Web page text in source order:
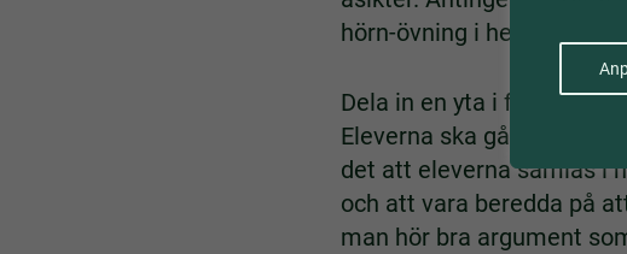
hörn-övning i helklass.
Dela in en yta i fyra hörn
Eleverna ska gå till det
det att eleverna samlas i
och att vara beredda på
man hör bra argument